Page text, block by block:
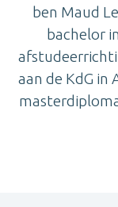
ben Maud
bachelor
aan de KdG in